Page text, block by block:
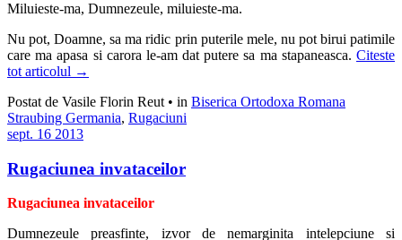
Miluieste-ma, Dumnezeule, miluieste-ma.
Nu pot, Doamne, sa ma ridic prin puterile mele, nu pot birui patimile
care ma apasa si carora le-am dat putere sa ma stapaneasca. Citeste
tot articolul →
Postat de Vasile Florin Reut • in Biserica Ortodoxa Romana
Straubing Germania, Rugaciuni
sept. 16 2013
Rugaciunea invataceilor
Rugaciunea invataceilor
Dumnezeule preasfinte, izvor de nemarginita intelepciune si